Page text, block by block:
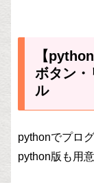
【
ボタン・
ル
pythonでプロ
python版も用